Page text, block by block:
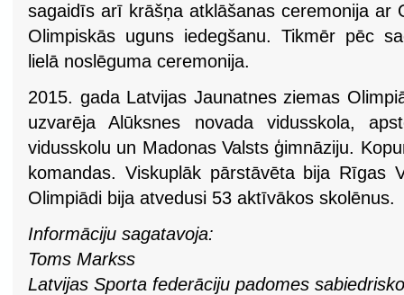
sagaidīs arī krāšņa atklāšanas ceremonija ar
Olimpiskās uguns iedegšanu. Tikmēr pēc
lielā noslēguma ceremonija.
2015. gada Latvijas Jaunatnes ziemas
uzvarēja Alūksnes novada vidusskola,
vidusskolu un Madonas Valsts ģimnāziju.
komandas. Viskuplāk pārstāvēta bija Rīgas
Olimpiādi bija atvedusi 53 aktīvākos skolēnus.
Informāciju sagatavoja:
Toms Markss
Latvijas Sporta federāciju padomes